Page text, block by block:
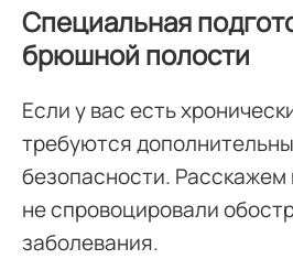
Специальная
брюшной полости
Если у вас есть
требуются
безопасности. Расскажем
не спровоцировали
заболевания.